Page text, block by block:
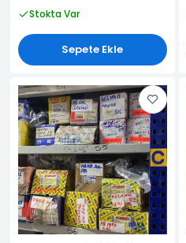
Stokta Var
Sepete Ekle